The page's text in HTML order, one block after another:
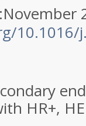
November
10.1016/
HR+,